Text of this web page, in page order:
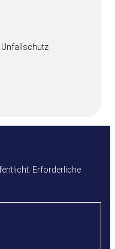
Unfallschutz
Erforderliche